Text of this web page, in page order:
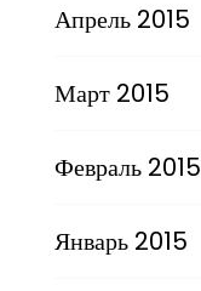
Апрель 2015
Март 2015
Февраль 2015
Январь 2015